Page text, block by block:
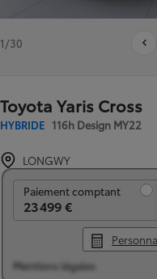
1/30
Toyota Yaris Cross
HYBRIDE 116h Design MY22
LONGWY
Paiement comptant
23 499 €
Mentions légales